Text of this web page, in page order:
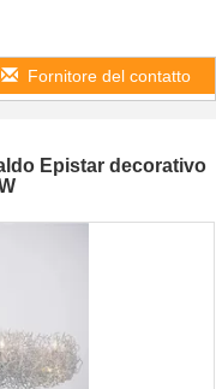
Fornitore del contatto
Epistar decorativo